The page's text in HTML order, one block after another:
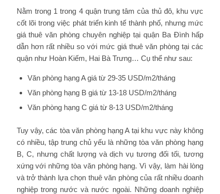
Nằm trong 1 trong 4 quận trung tâm của thủ đô, khu vực
cốt lõi trong việc phát triển kinh tế thành phố, nhưng mức
giá thuê văn phòng chuyên nghiệp tại quận Ba Đình hấp
dẫn hơn rất nhiều so với mức giá thuê văn phòng tại các
quận như Hoàn Kiếm, Hai Bà Trưng… Cụ thể như sau:
Văn phòng hạng A giá từ 29-35 USD/m2/tháng
Văn phòng hạng B giá từ 13-18 USD/m2/tháng
Văn phòng hạng C giá từ 8-13 USD/m2/tháng
Tuy vậy, các tòa văn phòng hạng A tại khu vực này không
có nhiều, tập trung chủ yếu là những tòa văn phòng hạng
B, C, nhưng chất lượng và dịch vụ tương đối tối, tương
xứng với những tòa văn phòng hạng. Vì vậy, làm hài lòng
và trở thành lựa chọn thuê văn phòng của rất nhiều doanh
nghiệp trong nước và nước ngoài. Những doanh nghiệp